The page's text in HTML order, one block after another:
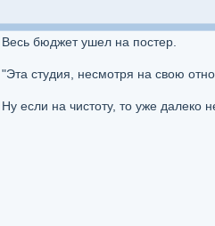
Весь бюджет ушел на постер.
"Эта студия, несмотря на свою
Ну если на чистоту, то уже далеко